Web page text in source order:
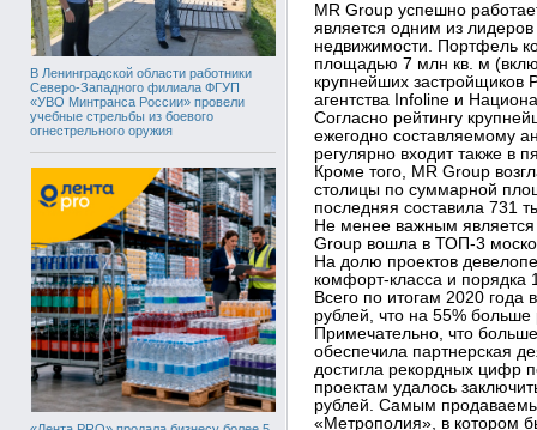
В Ленинградской области работники
Северо-Западного филиала ФГУП
«УВО Минтранса России» провели
учебные стрельбы из боевого
огнестрельного оружия
MR Group успешно
является одним из
недвижимости. Портфель
площадью 7 млн кв. м
крупнейших застройщиков
агентства Infoline и
Согласно рейтингу
ежегодно составляемому
регулярно входит также в
Кроме того, MR Group
столицы по суммарной
последняя составила 731
Не менее важным является
Group вошла в ТОП-3
На долю проектов
комфорт-класса и порядка
Всего по итогам 2020 года
рублей, что на 55% больше
Примечательно, что
обеспечила партнерская
достигла рекордных цифр
проектам удалось
рублей. Самым
«Метрополия», в котором